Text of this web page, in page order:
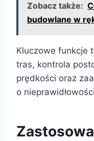
Zobacz także:
budowlane w
Kluczowe funkcje
tras, kontrola
prędkości oraz
o